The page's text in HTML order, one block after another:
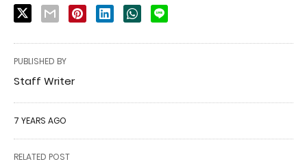
PUBLISHED BY
Staff Writer
7 YEARS AGO
RELATED POST